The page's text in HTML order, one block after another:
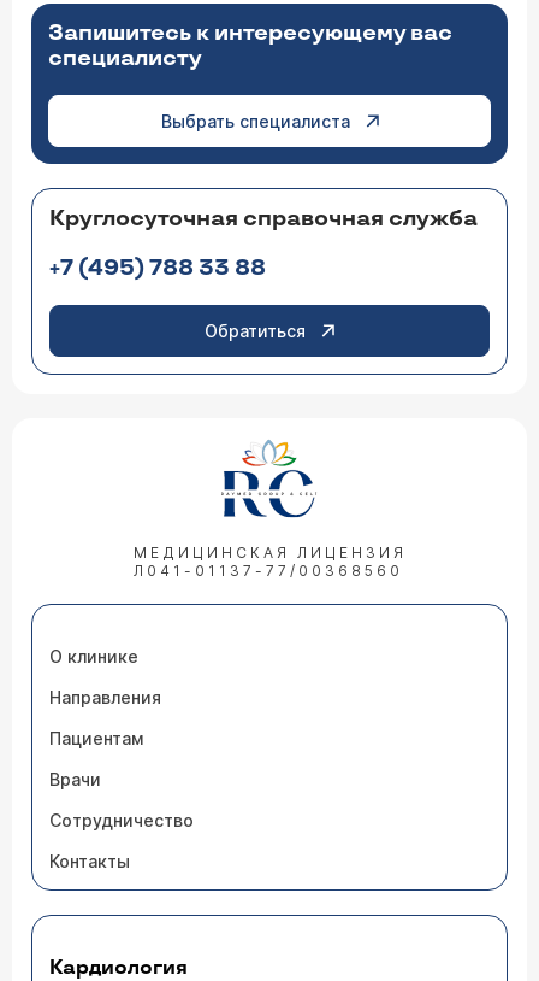
Запишитесь к интересующему вас
специалисту
Выбрать специалиста
Круглосуточная справочная служба
+7 (495) 788 33 88
Обратиться
МЕДИЦИНСКАЯ ЛИЦЕНЗИЯ
Л041-01137-77/00368560
О клинике
Направления
Пациентам
Врачи
Сотрудничество
Контакты
Кардиология